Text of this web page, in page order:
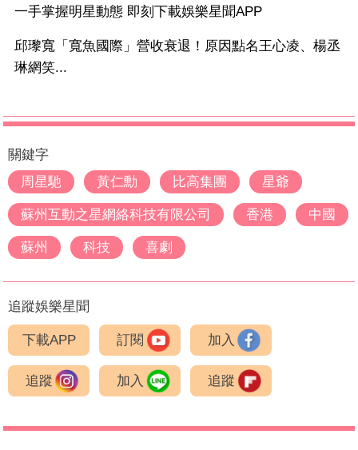
一手掌握明星動態 即刻下載娛樂星聞APP
邱瓈寬「寬魚國際」營收衰退！原因點名王心凌、楊丞
琳網笑...
關鍵字
周星馳
黃仁勳 比高集團 星爺
蘇州互動之星網絡科技有限公司 香港 中國
蘇州 科技 喜劇
追蹤娛樂星聞
下載APP 訂閱 加入
追蹤 加入 追蹤